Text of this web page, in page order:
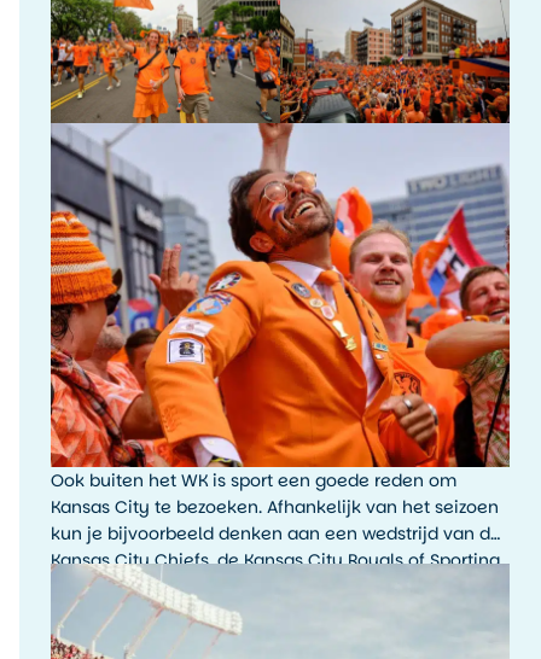
Ook buiten het WK is sport een goede reden om
Kansas City te bezoeken. Afhankelijk van het seizoen
kun je bijvoorbeeld denken aan een wedstrijd van de
Kansas City Chiefs, de Kansas City Royals of Sporting
Kansas City. De sfeer rondom een wedstrijddag, met
fans, tailgating en lokale trots, is typisch Amerikaans.